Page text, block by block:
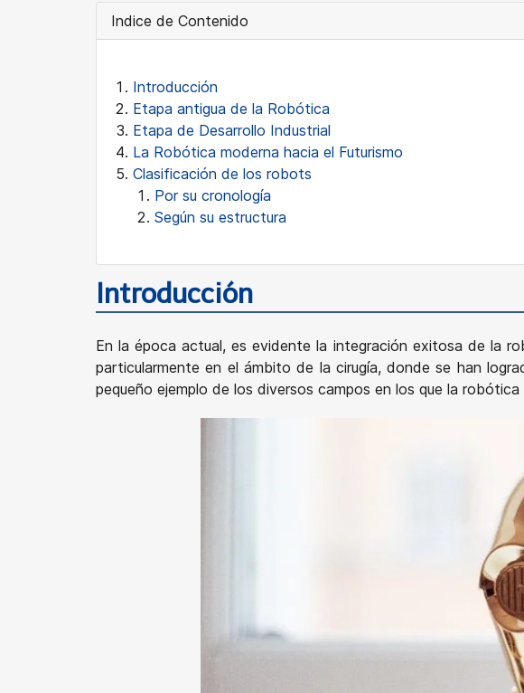
Indice de Contenido
Introducción
Etapa antigua de la Robótica
Etapa de Desarrollo Industrial
La Robótica moderna hacia el Futurismo
Clasificación de los robots
Por su cronología
Según su estructura
Introducción
En la época actual, es evidente la integración exitosa de la
particularmente en el ámbito de la cirugía, donde se han
pequeño ejemplo de los diversos campos en los que la robótica